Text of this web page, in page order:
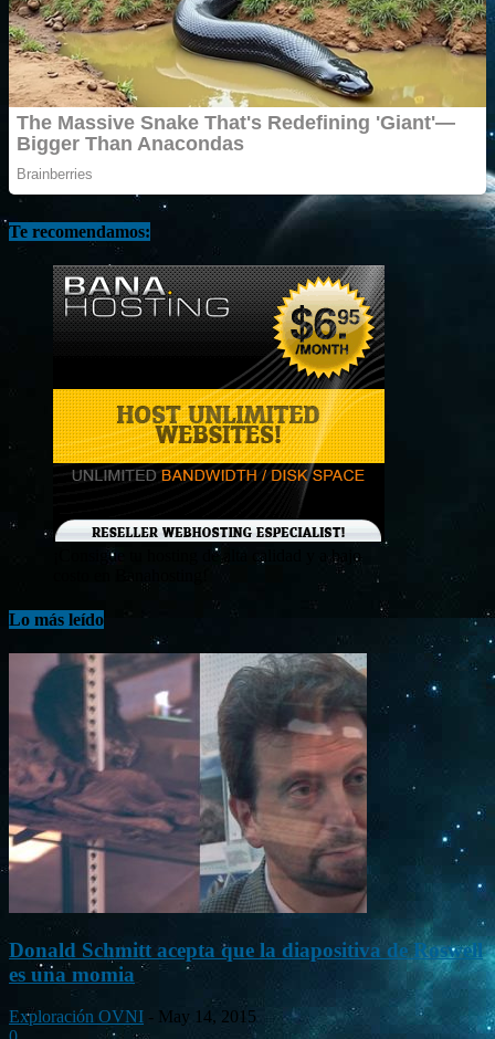
Te recomendamos:
¡Consigue tu hosting de alta calidad y a bajo
costo en Banahosting!
Lo más leído
Donald Schmitt acepta que la diapositiva de Roswell
es una momia
Exploración OVNI - May 14, 2015